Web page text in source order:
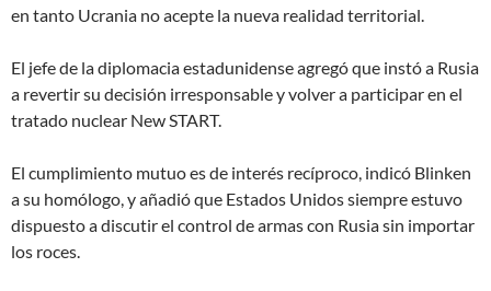
en tanto Ucrania no acepte la nueva realidad territorial
El jefe de la diplomacia estadunidense agregó que instó a Rusia
a revertirsu decisión irresponsable y volvera participar en el
tratado nuclear New START.
El cumplimiento mutuo es de interés recíproco , indicó Blinken
a su homólogo, y añadió que Estados Unidos siempre estuvo
dispuesto a discutir el control de armas con Rusia sin importar
los roces.